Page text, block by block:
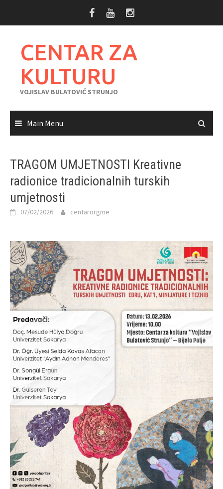
CENTAR ZA
KULTURU
VOJISLAV BULATOVIĆ STRUNJO
Main Menu
TRAGOM UMJETNOSTI Kreativne
radionice tradicionalnih turskih
umjetnosti
07/02/2026 centarorgme